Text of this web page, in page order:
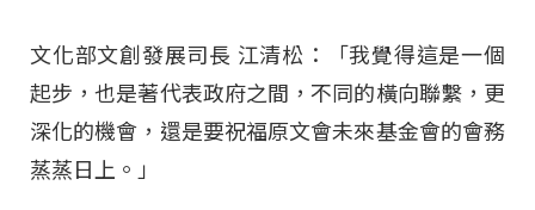
文化部文創發展司長 江清松：「我覺得這是一個
起步，也是著代表政府之間，不同的橫向聯繫，更
深化的機會，還是要祝福原文會未來基金會的會務
蒸蒸日上。」